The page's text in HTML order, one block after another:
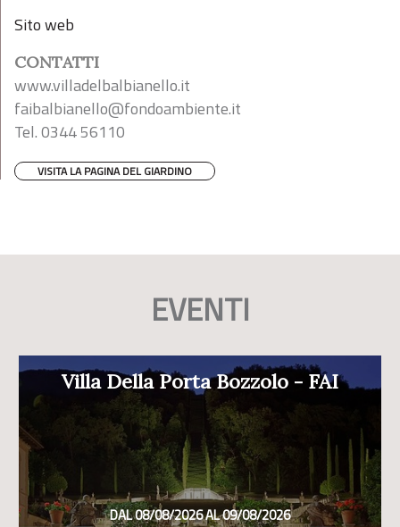
Sito web
CONTATTI
www.villadelbalbianello.it
faibalbianello@fondoambiente.it
Tel. 0344 56110
VISITA LA PAGINA DEL GIARDINO
EVENTI
Villa Della Porta Bozzolo - FAI
DAL 08/08/2026 AL 09/08/2026